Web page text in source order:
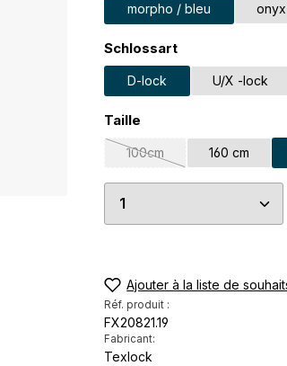
morpho / bleu
Sélectionnez
Schlossart
D-lock U/X -lock
Sélectionnez
Taille
100cm
(Cette option n'est pas
160 cm
Quantité de
Ajouter à la liste de
Réf. produit :
FX20821.19
Fabricant:
Texlock